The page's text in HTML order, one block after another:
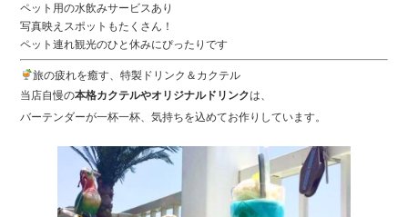
ペット用の水飲みサービスあり
写真映えスポットもたくさん！
ペット連れ観光のひと休みにぴったりです
旅の疲れを癒す、特製ドリンク＆カクテル
当店自慢の本格カクテルやオリジナルドリンクは、
バーテンダーが一杯一杯、気持ちを込めてお作りしています。